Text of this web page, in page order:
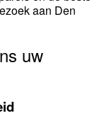
aan Den
uw